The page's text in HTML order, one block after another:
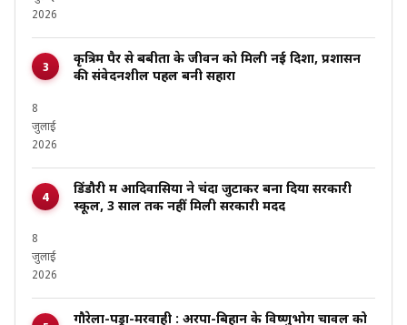
2026
कृत्रिम पैर से बबीता के जीवन को मिली नई दिशा, प्रशासन
की संवेदनशील पहल बनी सहारा
8
जुलाई
2026
डिंडौरी में आदिवासियों ने चंदा जुटाकर बना दिया सरकारी
स्कूल, 3 साल तक नहीं मिली सरकारी मदद
8
जुलाई
2026
गौरेला-पेंड्रा-मरवाही : अरपा-बिहान के विष्णुभोग चावल को